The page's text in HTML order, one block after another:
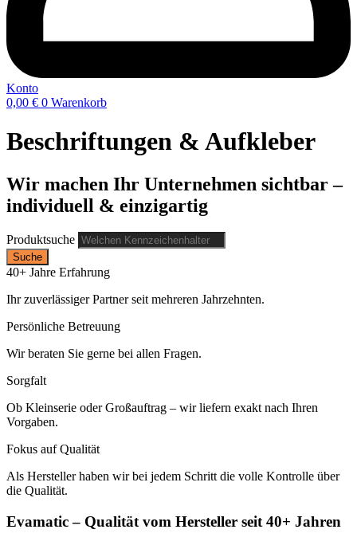
Konto
0,00 € 0 Warenkorb
Beschriftungen & Aufkleber
Wir machen Ihr Unternehmen sichtbar –
individuell & einzigartig
Produktsuche
Suche
40+ Jahre Erfahrung
Ihr zuverlässiger Partner seit mehreren Jahrzehnten.
Persönliche Betreuung
Wir beraten Sie gerne bei allen Fragen.
Sorgfalt
Ob Kleinserie oder Großauftrag – wir liefern exakt nach Ihren
Vorgaben.
Fokus auf Qualität
Als Hersteller haben wir bei jedem Schritt die volle Kontrolle über
die Qualität.
Evamatic – Qualität vom Hersteller seit 40+ Jahren